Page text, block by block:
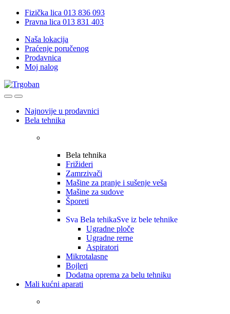
Skip
Skip
Fizička lica 013 836 093
Pravna lica 013 831 403
Naša lokacija
Praćenje poručenog
Prodavnica
Moj nalog
OpenClose
Najnovije u prodavnici
Bela tehnika
Bela tehnika
Frižideri
Zamrzivači
Mašine za pranje i sušenje veša
Mašine za sudove
Šporeti
Sva Bela tehikaSve iz bele tehnike
Ugradne ploče
Ugradne rerne
Aspiratori
Mikrotalasne
Bojleri
Dodatna oprema za belu tehniku
Mali kućni aparati